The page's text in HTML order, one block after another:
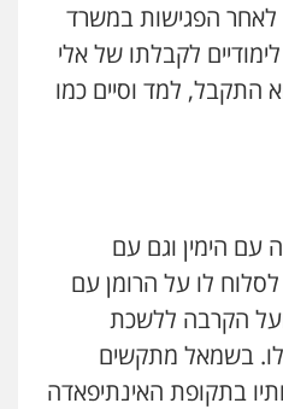
לאחר הפגישות במשרד
לקבלתו של אלי
התקבל, למד וסיים כמו
עם הימין וגם עם
לו על הרומן עם
הקרבה ללשכת
בשמאל מתקשים
בתקופת האינתיפאדה